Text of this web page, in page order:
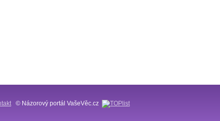
© Názorový portál VašeVěc.cz